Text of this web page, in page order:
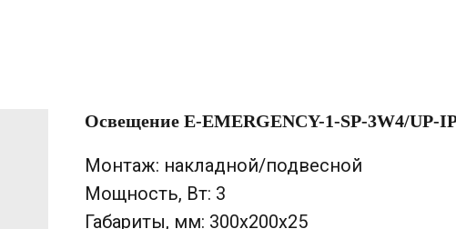
Освещение E-EMERGENCY-1-SP-3W4/UP-
Монтаж: накладной/подвесной
Мощность, Вт: 3
Габариты, мм: 300х200х25